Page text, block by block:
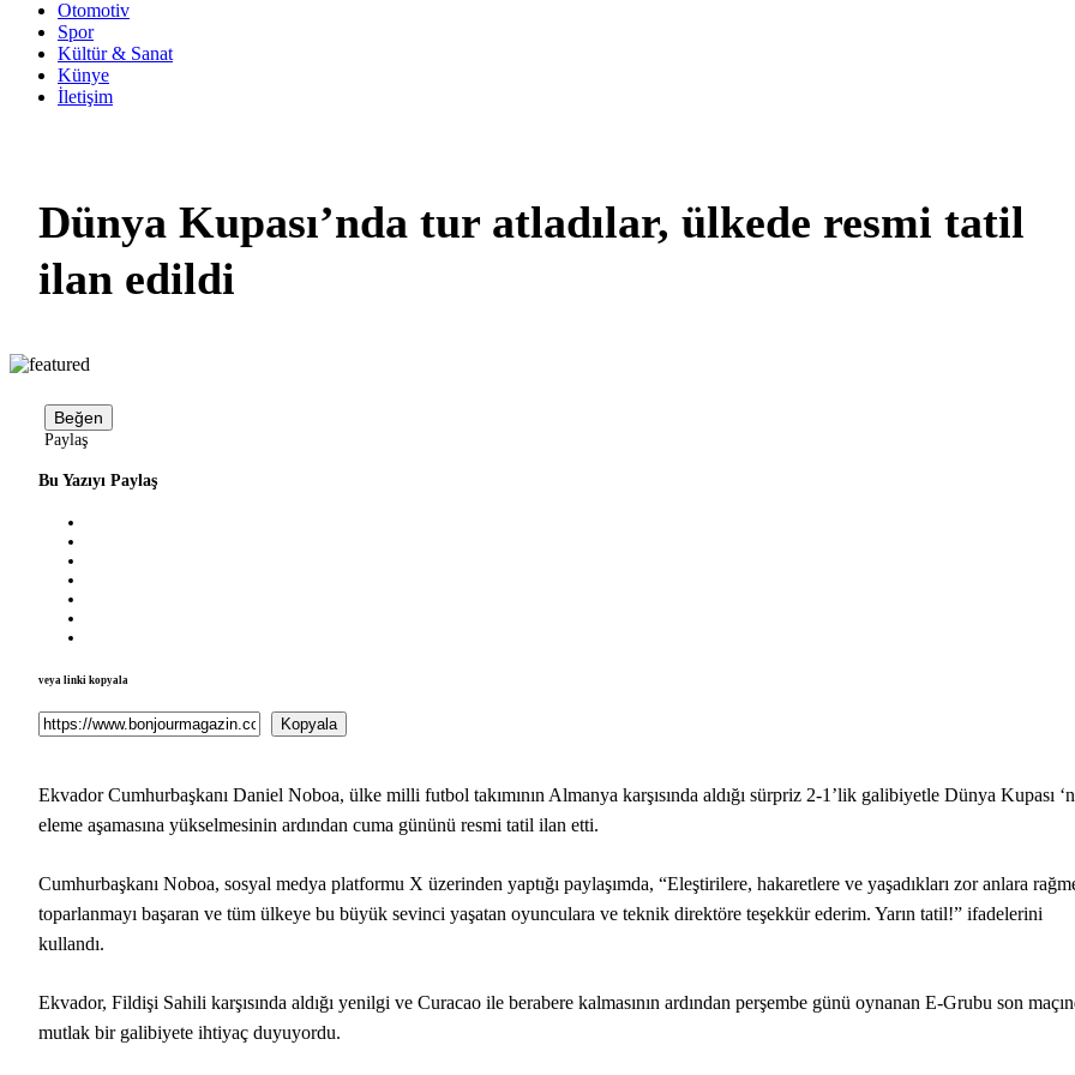
Otomotiv
Spor
Kültür & Sanat
Künye
İletişim
Dünya Kupası’nda tur atladılar, ülkede resmi tatil
ilan edildi
Beğen
Paylaş
Bu Yazıyı Paylaş
veya linki kopyala
Kopyala
Ekvador Cumhurbaşkanı Daniel Noboa, ülke milli futbol takımının Almanya karşısında aldığı sürpriz 2-1’lik galibiyetle Dünya Kupası
eleme aşamasına yükselmesinin ardından cuma gününü resmi tatil ilan etti.
Cumhurbaşkanı Noboa, sosyal medya platformu X üzerinden yaptığı paylaşımda, “Eleştirilere, hakaretlere ve yaşadıkları zor anlara
toparlanmayı başaran ve tüm ülkeye bu büyük sevinci yaşatan oyunculara ve teknik direktöre teşekkür ederim. Yarın tatil!” ifadelerini
kullandı.
Ekvador, Fildişi Sahili karşısında aldığı yenilgi ve Curacao ile berabere kalmasının ardından perşembe günü oynanan E-Grubu son
mutlak bir galibiyete ihtiyaç duyuyordu.